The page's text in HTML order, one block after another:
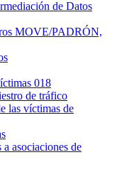
de Datos
MOVE/PADRÓN,
018
de tráfico
las víctimas de
a asociaciones de